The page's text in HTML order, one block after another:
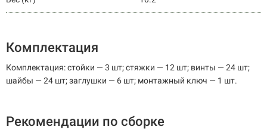
Комплектация
Комплектация: стойки — 3 шт; стяжки — 12 шт; винты — 24 шт;
шайбы — 24 шт; заглушки — 6 шт; монтажный ключ — 1 шт.
Рекомендации по сборке